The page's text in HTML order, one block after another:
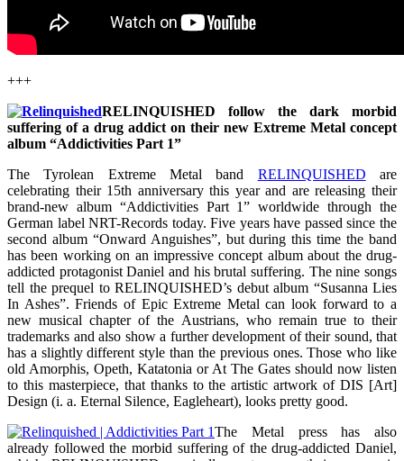
+++
RELINQUISHED follow the dark morbid
suffering of a drug addict on their new Extreme Metal concept
album “Addictivities Part 1”
The Tyrolean Extreme Metal band RELINQUISHED are
celebrating their 15th anniversary this year and are releasing their
brand-new album “Addictivities Part 1” worldwide through the
German label NRT-Records today. Five years have passed since the
second album “Onward Anguishes”, but during this time the band
has been working on an impressive concept album about the drug-
addicted protagonist Daniel and his brutal suffering. The nine songs
tell the prequel to RELINQUISHED’s debut album “Susanna Lies
In Ashes”. Friends of Epic Extreme Metal can look forward to a
new musical chapter of the Austrians, who remain true to their
trademarks and also show a further development of their sound, that
has a slightly different style than the previous ones. Those who like
old Amorphis, Opeth, Katatonia or At The Gates should now listen
to this masterpiece, that thanks to the artistic artwork of DIS [Art]
Design (i. a. Eternal Silence, Eagleheart), looks pretty good.
The Metal press has also
already followed the morbid suffering of the drug-addicted Daniel,